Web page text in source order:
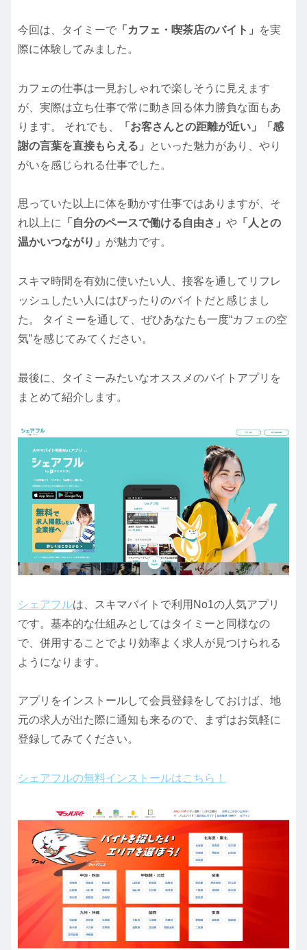
今回は、タイミーで 「カフェ・喫茶店のバイト」
を実
際に体験してみました。
カフェの仕事は一見おしゃれで楽しそうに見えます
が、実際は立ち仕事で常に動き回る体力勝負な面もあ
ります。 それでも、
「お客さんとの距離が近い」「感
謝の言葉を直接もらえる」
といった魅力があり、やり
がいを感じられる仕事でした。
思っていた以上に体を動かす仕事ではありますが、そ
れ以上に
「自分のペースで働ける自由さ」 や 「人との
温かいつながり」 が魅力です。
スキマ時間を有効に使いたい人、接客を通してリフレ
ッシュしたい人にはぴったりのバイトだと感じまし
た。 タイミーを通して、ぜひあなたも一度“カフェの空
気”を感じてみてください。
最後に、タイミーみたいなオススメのバイトアプリを
まとめて紹介します。
シェアフルは、スキマバイトで利用No1の人気アプリ
です。基本的な仕組みとしてはタイミーと同様なの
で、併用することでより効率よく求人が見つけられる
ようになります。
アプリをインストールして会員登録をしておけば、地
元の求人が出た際に通知も来るので、まずはお気軽に
登録してみてください。
シェアフルの無料インストールはこちら！